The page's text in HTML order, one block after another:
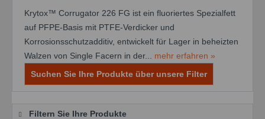
Krytox™ Corrugator 226 FG ist ein fluoriertes Spezialfett
auf PFPE-Basis mit PTFE-Verdicker und
Korrosionsschutzadditiv, entwickelt für Lager in beheizten
Walzen von Single Facern in der... mehr erfahren »
Suchen Sie Ihre Produkte über unsere Filter
Filtern Sie Ihre Produkte